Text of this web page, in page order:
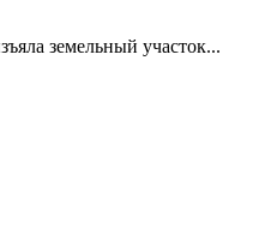
земельный участок...